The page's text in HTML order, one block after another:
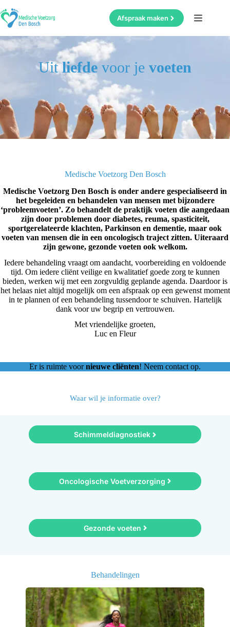
naar
de
Afspraak maken
Uitliefdevoor je voeten
Medische Voetzorg Den Bosch
Medische Voetzorg Den Bosch is onder andere gespecialiseerd in
het begeleiden en behandelen van mensen met bijzondere
‘probleemvoeten’. Zo behandelt de praktijk voeten die aangedaan
zijn door problemen door diabetes, reuma, spasticiteit,
sportgerelateerde klachten, Parkinson en dementie, maar ook
voeten van mensen die in een oncologisch traject zitten. Uiteraard
zijn gewone, gezonde voeten ook welkom.
Iedere behandeling vraagt om aandacht, voorbereiding en voldoende
tijd. Om iedere cliënt veilige en kwalitatief goede zorg te kunnen
bieden, werken wij met een zorgvuldig geplande agenda. Daardoor is
het helaas niet altijd mogelijk om een afspraak op een gewenst moment
in te plannen of een behandeling tussendoor te schuiven. Hartelijk
dank voor uw begrip en vertrouwen.
Met vriendelijke groeten,
Luc en Fleur
Er is ruimte voornieuwe cliënten! Neem contact op.
Waar wil je informatie over?
Schimmeldiagnostiek
Oncologische Voetverzorging
Gezonde voeten
Behandelingen